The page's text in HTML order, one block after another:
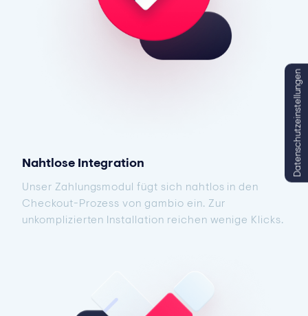
Nahtlose Integration
Unser Zahlungsmodul fügt sich nahtlos in den
Checkout-Prozess von gambio ein. Zur
unkomplizierten Installation reichen wenige Klicks.
Datenschutzeinstellungen